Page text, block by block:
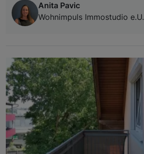
Anita Pavic
Wohnimpuls Immostudio e.U.